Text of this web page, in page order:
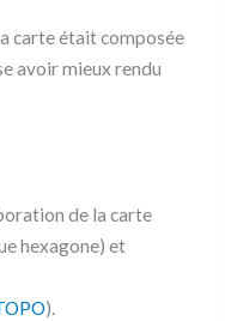
carte était composée
avoir mieux rendu
de la carte
hexagone) et
).